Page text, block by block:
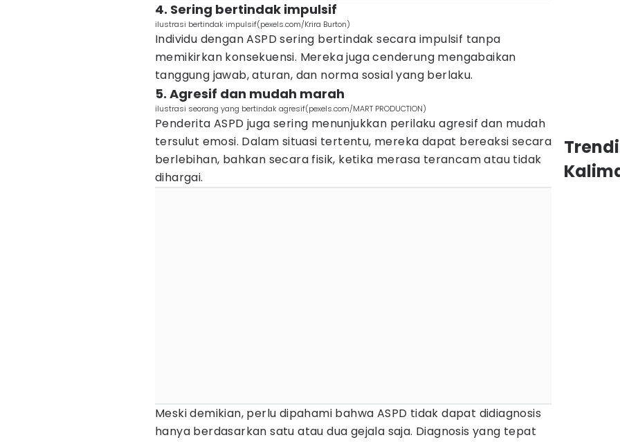
4. Sering bertindak impulsif
ilustrasi bertindak impulsif(pexels.com/Krira Burton)
Individu dengan ASPD sering bertindak secara impulsif tanpa
memikirkan konsekuensi. Mereka juga cenderung mengabaikan
tanggung jawab, aturan, dan norma sosial yang berlaku.
5. Agresif dan mudah marah
ilustrasi seorang yang bertindak agresif(pexels.com/MART PRODUCTION)
Penderita ASPD juga sering menunjukkan perilaku agresif dan mudah
tersulut emosi. Dalam situasi tertentu, mereka dapat bereaksi secara
berlebihan, bahkan secara fisik, ketika merasa terancam atau tidak
dihargai.
Meski demikian, perlu dipahami bahwa ASPD tidak dapat didiagnosis
hanya berdasarkan satu atau dua gejala saja. Diagnosis yang tepat